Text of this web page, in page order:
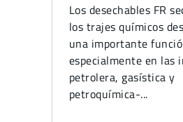
Los desechables FR
los trajes químicos
una importante
especialmente en las
petrolera, gasística y
petroquímica-...